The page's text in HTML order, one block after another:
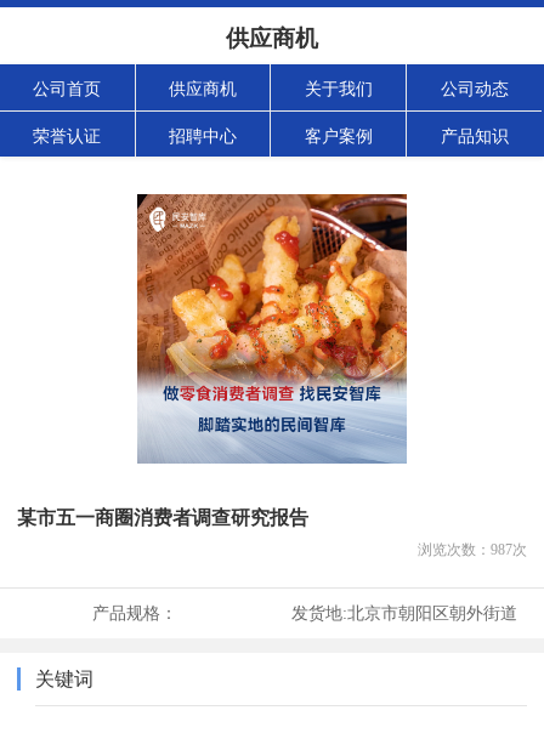
供应商机
公司首页 供应商机 关于我们 公司动态
荣誉认证 招聘中心 客户案例 产品知识
某市五一商圈消费者调查研究报告
浏览次数： 987次
产品规格： 发货地:北京市朝阳区朝外街道
关键词